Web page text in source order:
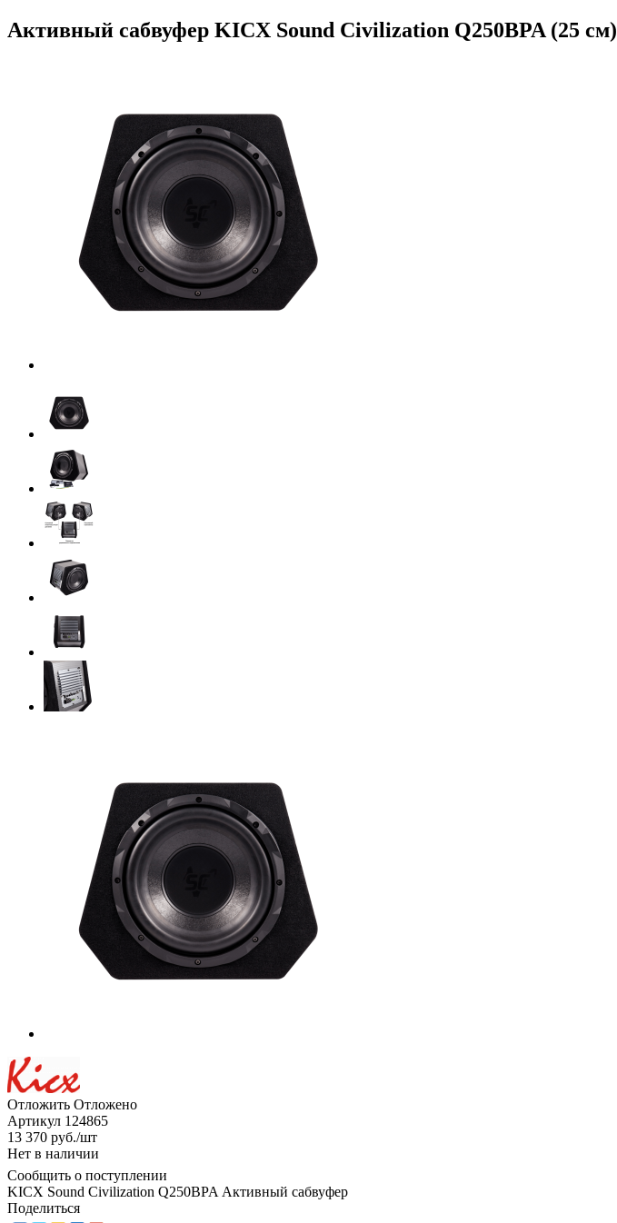
Активный сабвуфер KICX Sound Civilization Q250BPA (25 см)
Отложить Отложено
Артикул 124865
13 370 руб./шт
Нет в наличии
Сообщить о поступлении
KICX Sound Civilization Q250BPA Активный сабвуфер
Поделиться